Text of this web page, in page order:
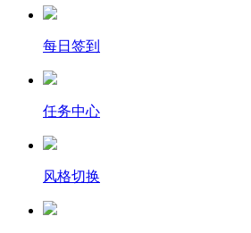
每日签到
任务中心
风格切换